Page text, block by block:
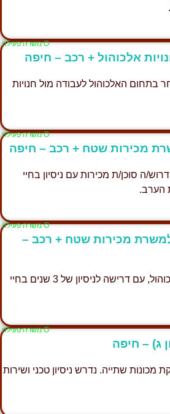
Ο משרה פעילה
אלכוהול + רכב – חיפה
בתחום האלכוהול לעבודה מול חנויות
Ο משרה פעילה
מכירות שטח + רכב – חיפה
ה סוכן/ת מכירות עם ניסיון בחיי
הערב.
Ο משרה פעילה
מכירות שטח + רכב –
מכירות שטח בתחום האלכוהול, עם דרישה לניסיון של 3 שנים בחיי
Ο משרה פעילה
ג) – חיפה
מכונות שתייה. נדרש ניסיון טכני ושירות